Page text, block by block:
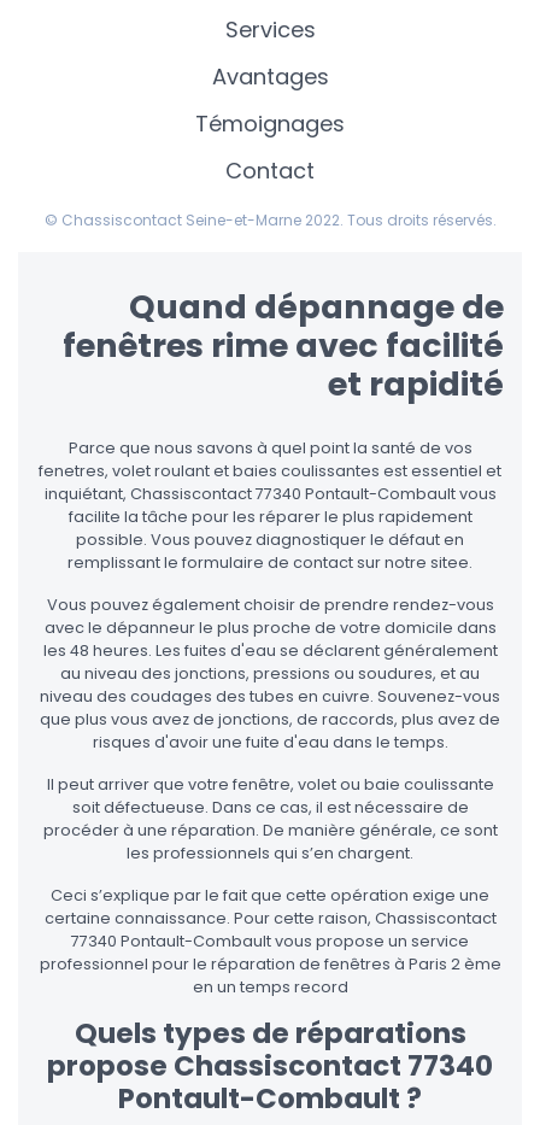
Services
Avantages
Témoignages
Contact
© Chassiscontact Seine-et-Marne 2022. Tous droits réservés.
Quand dépannage de
fenêtres rime avec facilité
et rapidité
Parce que nous savons à quel point la santé de vos
fenetres, volet roulant et baies coulissantes est essentiel et
inquiétant, Chassiscontact 77340 Pontault-Combault vous
facilite la tâche pour les réparer le plus rapidement
possible. Vous pouvez diagnostiquer le défaut en
remplissant le formulaire de contact sur notre sitee.
Vous pouvez également choisir de prendre rendez-vous
avec le dépanneur le plus proche de votre domicile dans
les 48 heures. Les fuites d'eau se déclarent généralement
au niveau des jonctions, pressions ou soudures, et au
niveau des coudages des tubes en cuivre. Souvenez-vous
que plus vous avez de jonctions, de raccords, plus avez de
risques d'avoir une fuite d'eau dans le temps.
Il peut arriver que votre fenêtre, volet ou baie coulissante
soit défectueuse. Dans ce cas, il est nécessaire de
procéder à une réparation. De manière générale, ce sont
les professionnels qui s’en chargent.
Ceci s’explique par le fait que cette opération exige une
certaine connaissance. Pour cette raison, Chassiscontact
77340 Pontault-Combault vous propose un service
professionnel pour le réparation de fenêtres à Paris 2 ème
en un temps record
Quels types de réparations
propose Chassiscontact 77340
Pontault-Combault ?